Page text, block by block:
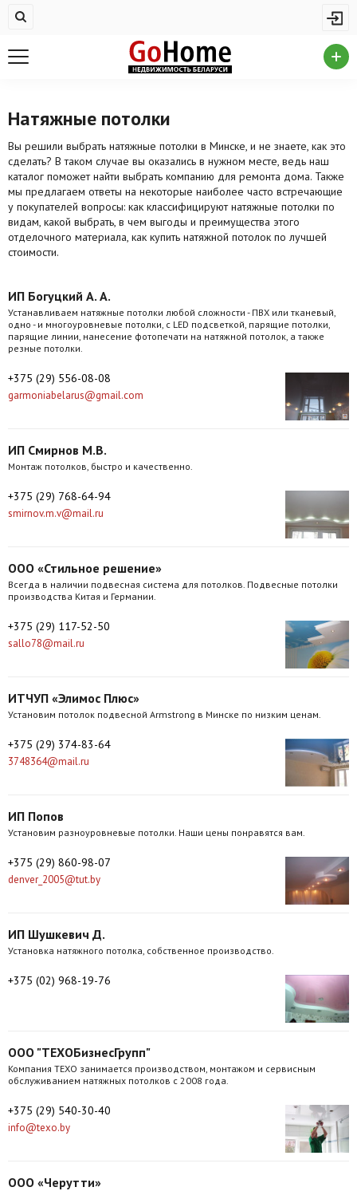
Купить квартиру
На сутки
Новостройки
Дома/коттеджи/участки
Комерческая недвижимость
Продажа коммерческой недвижимости
Другие разделы
Новости
Агентства
Грузовое такси
Реклама на сайте
Натяжные потолки
Вы решили выбрать натяжные потолки в Минске, и не знаете, как это
сделать? В таком случае вы оказались в нужном месте, ведь наш
каталог поможет найти выбрать компанию для ремонта дома. Также
мы предлагаем ответы на некоторые наиболее часто встречающие
у покупателей вопросы: как классифицируют натяжные потолки по
видам, какой выбрать, в чем выгоды и преимущества этого
отделочного материала, как купить натяжной потолок по лучшей
стоимости.
ИП Богуцкий А. А.
Устанавливаем натяжные потолки любой сложности - ПВХ или тканевый,
одно - и многоуровневые потолки, с LED подсветкой, парящие потолки,
парящие линии, нанесение фотопечати на натяжной потолок, а также
резные потолки.
+375 (29) 556-08-08
garmoniabelarus@gmail.com
ИП Смирнов М.В.
Монтаж потолков, быстро и качественно.
+375 (29) 768-64-94
smirnov.m.v@mail.ru
ООО «Стильное решение»
Всегда в наличии подвесная система для потолков. Подвесные потолки
производства Китая и Германии.
+375 (29) 117-52-50
sallo78@mail.ru
ИТЧУП «Элимос Плюс»
Установим потолок подвесной Armstrong в Минске по низким ценам.
+375 (29) 374-83-64
3748364@mail.ru
ИП Попов
Установим разноуровневые потолки. Наши цены понравятся вам.
+375 (29) 860-98-07
denver_2005@tut.by
ИП Шушкевич Д.
Установка натяжного потолка, собственное производство.
+375 (02) 968-19-76
ООО "ТЕХОБизнесГрупп"
Компания ТЕХО занимается производством, монтажом и сервисным
обслуживанием натяжных потолков с 2008 года.
+375 (29) 540-30-40
info@texo.by
ООО «Черутти»